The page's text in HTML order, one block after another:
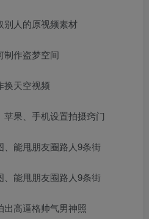
别人的原视频素材
制作盗梦空间
换天空视频
果、手机设置拍摄窍门
能甩朋友圈路人9条街
能甩朋友圈路人9条街
高逼格帅气男神照